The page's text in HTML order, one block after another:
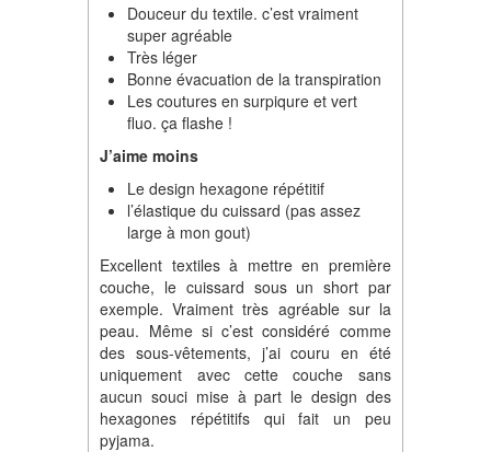
Douceur du textile. c’est vraiment
super agréable
Très léger
Bonne évacuation de la transpiration
Les coutures en surpiqure et vert
fluo. ça flashe !
J’aime moins
Le design hexagone répétitif
l’élastique du cuissard (pas assez
large à mon gout)
Excellent textiles à mettre en première
couche, le cuissard sous un short par
exemple. Vraiment très agréable sur la
peau. Même si c’est considéré comme
des sous-vêtements, j’ai couru en été
uniquement avec cette couche sans
aucun souci mise à part le design des
hexagones répétitifs qui fait un peu
pyjama.